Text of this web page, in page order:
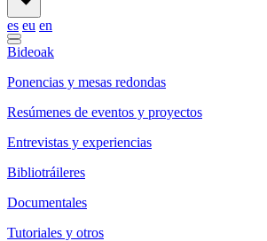
es eu en
Bideoak
Ponencias y mesas redondas
Resúmenes de eventos y proyectos
Entrevistas y experiencias
Bibliotráileres
Documentales
Tutoriales y otros